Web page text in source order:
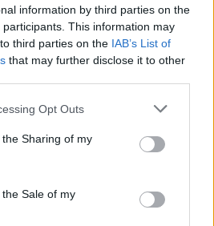
information by third parties on the
participants. This information may
third parties on the IAB’s List of
that may further disclose it to other
Opt Outs
Sharing of my
Sale of my
venni a Szellemek ünnepe
bármilyen leírás, magyarázat
a fejlesztőknek? Ha esetleg
felfele, jó lenne, ha egy-egy